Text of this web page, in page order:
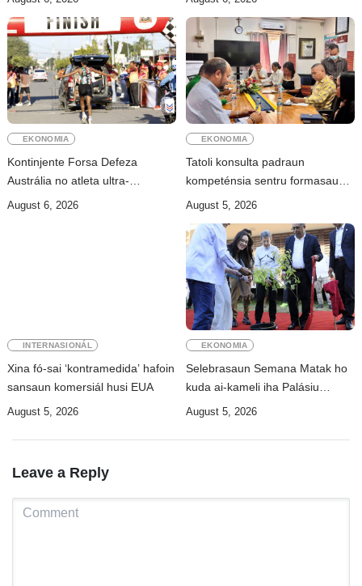
EKONOMIA
Kontinjente Forsa Defeza
Austrália no atleta ultra-
maratona Jacqui Bell partisipa
August 6, 2026
EKONOMIA
Tatoli konsulta padraun
kompeténsia sentru formasaun
ho INDIMO
August 5, 2026
INTERNASIONÁL
Xina fó-sai ‘kontramedida’ hafoin
sansaun komersiál husi EUA
August 5, 2026
EKONOMIA
Selebrasaun Semana Matak ho
kuda ai-kameli iha Palásiu
Nobre
August 5, 2026
Leave a Reply